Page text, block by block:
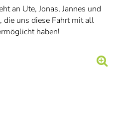
an Ute, Jonas, Jannes und
die uns diese Fahrt mit all
haben!